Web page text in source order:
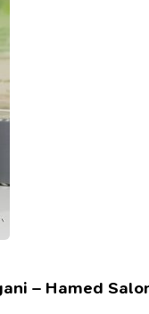
– Hamed